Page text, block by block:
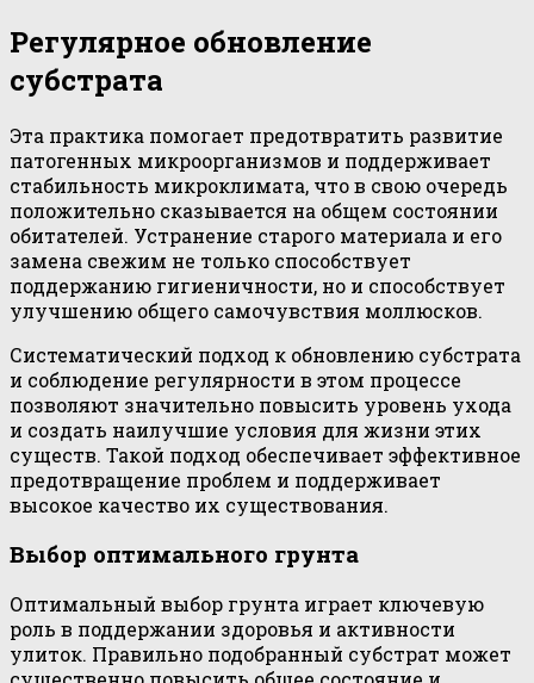
Регулярное обновление
субстрата
Эта практика помогает предотвратить развитие
патогенных микроорганизмов и поддерживает
стабильность микроклимата, что в свою очередь
положительно сказывается на общем состоянии
обитателей. Устранение старого материала и его
замена свежим не только способствует
поддержанию гигиеничности, но и способствует
улучшению общего самочувствия моллюсков.
Систематический подход к обновлению субстрата
и соблюдение регулярности в этом процессе
позволяют значительно повысить уровень ухода
и создать наилучшие условия для жизни этих
существ. Такой подход обеспечивает эффективное
предотвращение проблем и поддерживает
высокое качество их существования.
Выбор оптимального грунта
Оптимальный выбор грунта играет ключевую
роль в поддержании здоровья и активности
улиток. Правильно подобранный субстрат может